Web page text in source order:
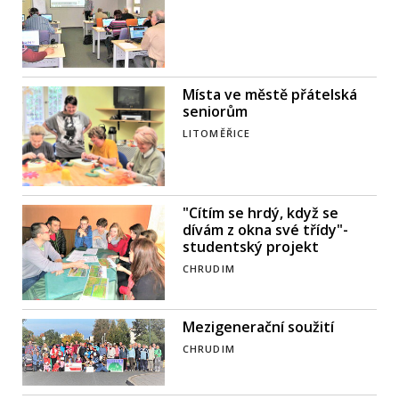
Místa ve městě přátelská
seniorům
LITOMĚŘICE
"Cítím se hrdý, když se
dívám z okna své třídy"-
studentský projekt
CHRUDIM
Mezigenerační soužití
CHRUDIM